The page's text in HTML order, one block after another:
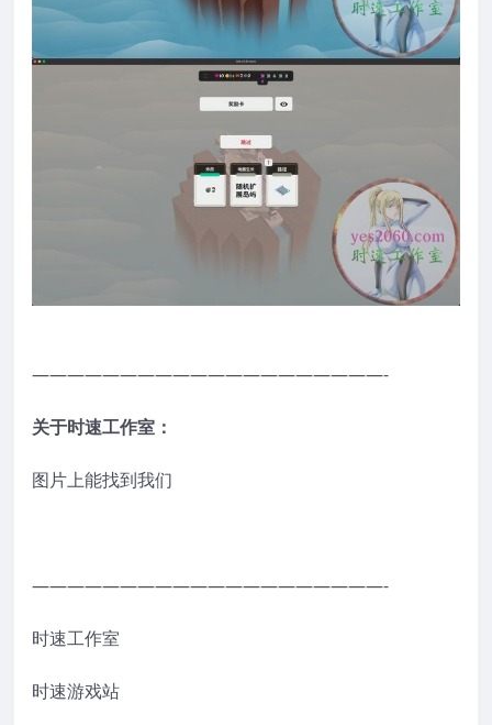
————————————————————-
关于时速工作室：
图片上能找到我们
————————————————————-
时速工作室
时速游戏站